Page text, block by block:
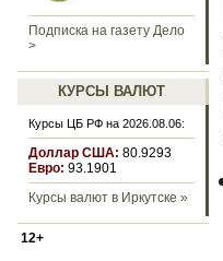
Подписка на газету Дело
>
КУРСЫ ВАЛЮТ
Курсы ЦБ РФ на 2026.08.06:
Доллар США: 80.9293
Евро: 93.1901
Курсы валют в Иркутске »
12+